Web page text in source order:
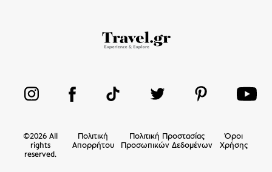
©2026 All
rights
reserved.
Πολιτική
Απορρήτου
Πολιτική Προστασίας
Προσωπικών Δεδομένων
Όροι
Χρήσης